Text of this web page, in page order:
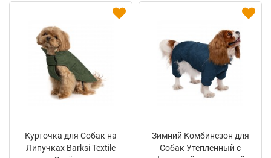
Курточка для Собак на
Липучках Barksi Textile
Зимний Комбинезон для
Собак Утепленный с